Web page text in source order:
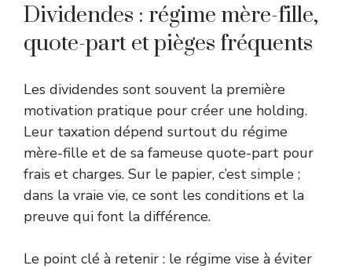
Dividendes : régime mère-fille,
quote-part et pièges fréquents
Les dividendes sont souvent la première
motivation pratique pour créer une holding.
Leur taxation dépend surtout du régime
mère-fille et de sa fameuse quote-part pour
frais et charges. Sur le papier, c’est simple ;
dans la vraie vie, ce sont les conditions et la
preuve qui font la différence.
Le point clé à retenir : le régime vise à éviter